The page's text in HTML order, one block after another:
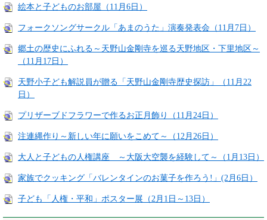
絵本と子どものお部屋（11月6日）
フォークソングサークル「あまのうた」演奏発表会（11月7日）
郷土の歴史にふれる～天野山金剛寺を巡る天野地区・下里地区～
（11月17日）
天野小子ども解説員が贈る「天野山金剛寺歴史探訪」（11月22
日）
プリザーブドフラワーで作るお正月飾り（11月24日）
注連縄作り～新しい年に願いをこめて～（12月26日）
大人と子どもの人権講座 ～大阪大空襲を経験して～（1月13日）
家族でクッキング「バレンタインのお菓子を作ろう!」(2月6日）
子ども「人権・平和」ポスター展（2月1日～13日）